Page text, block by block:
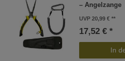
– Angelzange
UVP 20,99 €
17,52 € *
In